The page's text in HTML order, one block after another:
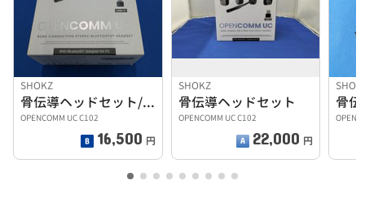
SHOKZ
骨伝導ヘッドセット/OPENCOMM UC C102
OPENCOMM UC C102
16,500 円
SHOKZ
骨伝導ヘッドセット
OPENCOMM UC C102
22,000 円